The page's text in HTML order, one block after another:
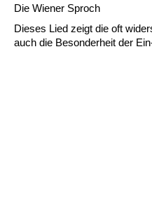
Die Wiener Sproch
Dieses Lied zeigt die oft
auch die Besonderheit der